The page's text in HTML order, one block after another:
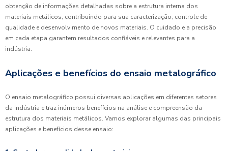
obtenção de informações detalhadas sobre a estrutura interna dos
materiais metálicos, contribuindo para sua caracterização, controle de
qualidade e desenvolvimento de novos materiais. O cuidado e a precisão
em cada etapa garantem resultados confiáveis e relevantes para a
indústria.
Aplicações e benefícios do ensaio metalográfico
O ensaio metalográfico possui diversas aplicações em diferentes setores
da indústria e traz inúmeros benefícios na análise e compreensão da
estrutura dos materiais metálicos. Vamos explorar algumas das principais
aplicações e benefícios desse ensaio: